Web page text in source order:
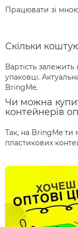
Працювати зі
Скільки
Вартість залежить
упаковці.
BringMe.
Чи можна
контейнерів
Так, на BringMe
пластикових